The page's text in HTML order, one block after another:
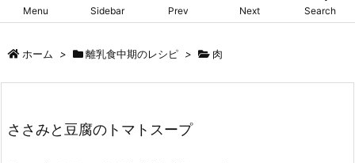
Menu Sidebar Prev Next Search
ホーム > 離乳食中期のレシピ > 肉
ささみと豆腐のトマトスープ